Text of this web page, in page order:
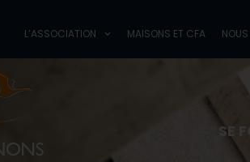
L’ASSOCIATION MAISONS ET CFA
SE